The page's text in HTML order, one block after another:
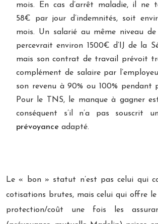
mois. En cas d’arrêt maladie, il ne
58€ par jour d’indemnités, soit
mois. Un salarié au même niveau
percevrait environ 1500€ d’IJ de la
mais son contrat de travail prévoit
complément de salaire par
son revenu à 90% ou 100% pendant
Pour le TNS, le manque à gagner
conséquent s’il n’a pas souscrit
prévoyance adapté.
Le « bon » statut n’est pas celui qui
cotisations brutes, mais celui qui offre
protection/coût une fois les